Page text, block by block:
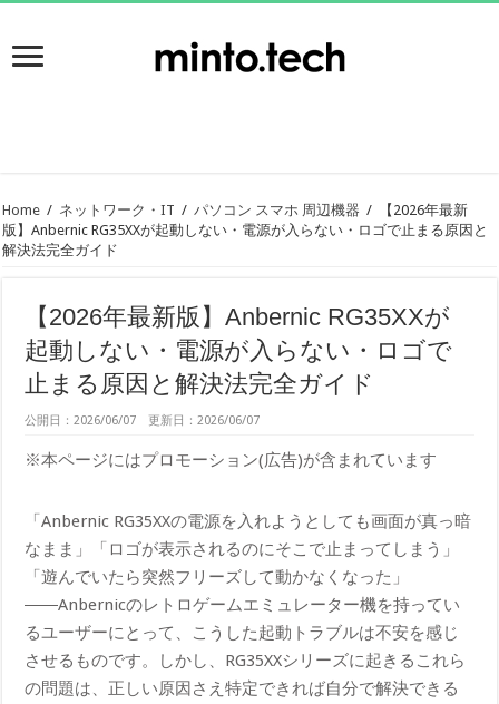
Home / ネットワーク・IT / パソコン スマホ 周辺機器 /
【2026年最新
版】Anbernic RG35XXが起動しない・電源が入らない・ロゴで止まる原因と
解決法完全ガイド
【2026年最新版】Anbernic RG35XXが
起動しない・電源が入らない・ロゴで
止まる原因と解決法完全ガイド
公開日：2026/06/07 更新日：2026/06/07
※本ページにはプロモーション(広告)が含まれています
「Anbernic RG35XXの電源を入れようとしても画面が真っ暗
なまま」「ロゴが表示されるのにそこで止まってしまう」
「遊んでいたら突然フリーズして動かなくなった」
――Anbernicのレトロゲームエミュレーター機を持ってい
るユーザーにとって、こうした起動トラブルは不安を感じ
させるものです。しかし、RG35XXシリーズに起きるこれら
の問題は、正しい原因さえ特定できれば自分で解決できる